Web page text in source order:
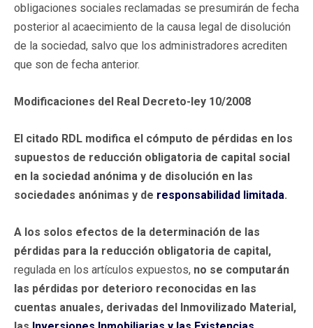
obligaciones sociales reclamadas se presumirán de fecha
posterior al acaecimiento de la causa legal de disolución
de la sociedad, salvo que los administradores acrediten
que son de fecha anterior.
Modificaciones del Real Decreto-ley 10/2008
El citado RDL modifica el cómputo de pérdidas en los
supuestos de reducción obligatoria de capital social
en la sociedad anónima y de disolución en las
sociedades anónimas y de responsabilidad limitada.
A los solos efectos de la determinación de las
pérdidas para la reducción obligatoria de capital,
regulada en los artículos expuestos, no se computarán
las pérdidas por deterioro reconocidas en las
cuentas anuales, derivadas del Inmovilizado Material,